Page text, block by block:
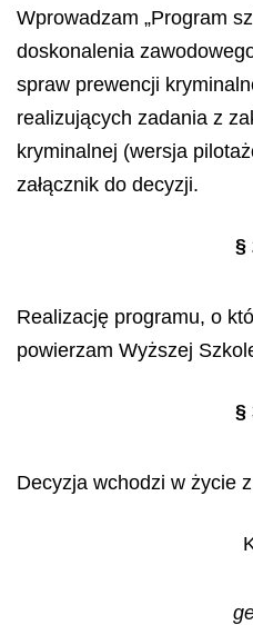
Wprowadzam „Program
doskonalenia
spraw prewencji
realizujących zadania z
kryminalnej (wersja
załącznik do decyzji.
§
Realizację programu, o
powierzam Wyższej
§
Decyzja wchodzi w życie